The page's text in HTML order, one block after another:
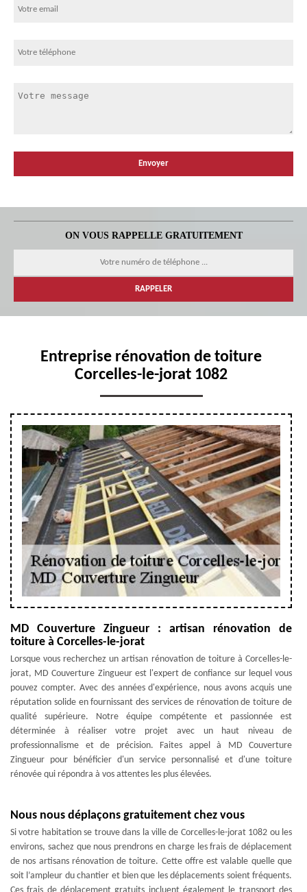
ON VOUS RAPPELLE GRATUITEMENT
Entreprise rénovation de toiture
Corcelles-le-jorat 1082
MD Couverture Zingueur : artisan rénovation de
toiture à Corcelles-le-jorat
Lorsque vous recherchez un artisan rénovation de toiture à Corcelles-le-
jorat, MD Couverture Zingueur est l'expert de confiance sur lequel vous
pouvez compter. Avec des années d'expérience, nous avons acquis une
réputation solide en fournissant des services de rénovation de toiture de
qualité supérieure. Notre équipe compétente et passionnée est
déterminée à réaliser votre projet avec un haut niveau de
professionnalisme et de précision. Faites appel à MD Couverture
Zingueur pour bénéficier d'un service personnalisé et d'une toiture
rénovée qui répondra à vos attentes les plus élevées.
Nous nous déplaçons gratuitement chez vous
Si votre habitation se trouve dans la ville de Corcelles-le-jorat 1082 ou les
environs, sachez que nous prendrons en charge les frais de déplacement
de nos artisans rénovation de toiture. Cette offre est valable quelle que
soit l’ampleur du chantier et bien que les déplacements soient fréquents.